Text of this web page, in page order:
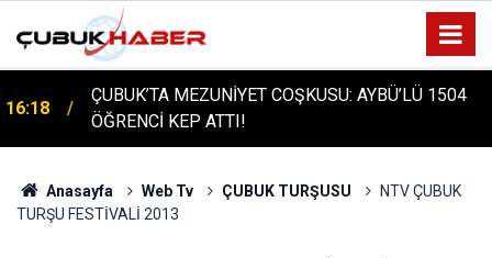
16:14
ÇUBUK'TA TARİHİ GÜN: PROTÜRK PLAZMA
FRAKSİNASYON TESİSİ'NİN TEMELİ ATILDI
Anasayfa Web Tv ÇUBUK TURŞUSU
NTV ÇUBUK
TURŞU FESTİVALİ 2013